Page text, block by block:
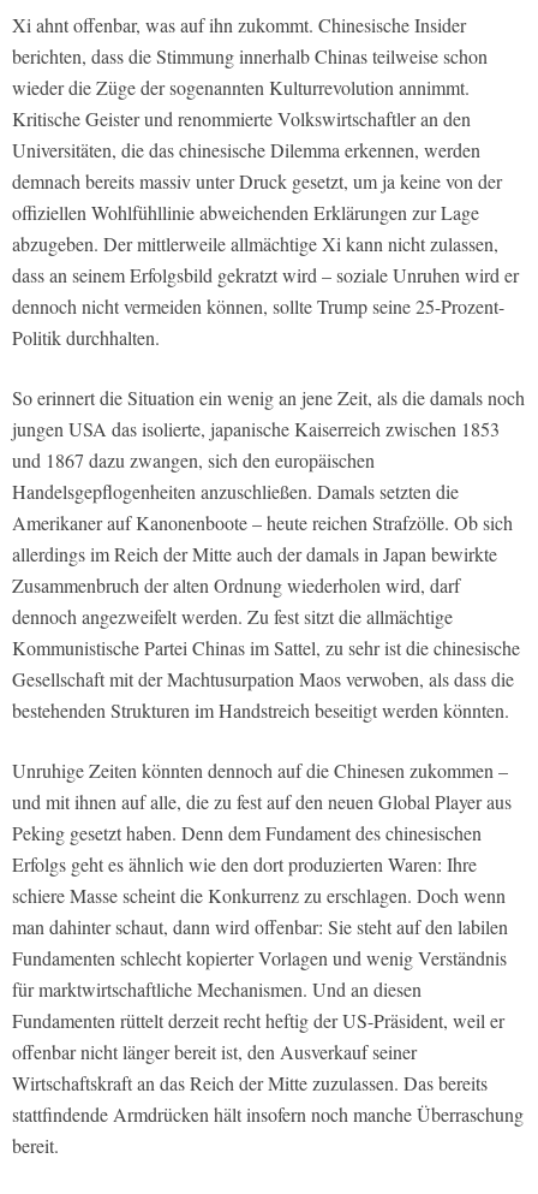
Xi ahnt offenbar, was auf ihn zukommt. Chinesische Insider
berichten, dass die Stimmung innerhalb Chinas teilweise schon
wieder die Züge der sogenannten Kulturrevolution annimmt.
Kritische Geister und renommierte Volkswirtschaftler an den
Universitäten, die das chinesische Dilemma erkennen, werden
demnach bereits massiv unter Druck gesetzt, um ja keine von der
offiziellen Wohlfühllinie abweichenden Erklärungen zur Lage
abzugeben. Der mittlerweile allmächtige Xi kann nicht zulassen,
dass an seinem Erfolgsbild gekratzt wird – soziale Unruhen wird er
dennoch nicht vermeiden können, sollte Trump seine 25-Prozent-
Politik durchhalten.
So erinnert die Situation ein wenig an jene Zeit, als die damals noch
jungen USA das isolierte, japanische Kaiserreich zwischen 1853
und 1867 dazu zwangen, sich den europäischen
Handelsgepflogenheiten anzuschließen. Damals setzten die
Amerikaner auf Kanonenboote – heute reichen Strafzölle. Ob sich
allerdings im Reich der Mitte auch der damals in Japan bewirkte
Zusammenbruch der alten Ordnung wiederholen wird, darf
dennoch angezweifelt werden. Zu fest sitzt die allmächtige
Kommunistische Partei Chinas im Sattel, zu sehr ist die chinesische
Gesellschaft mit der Machtusurpation Maos verwoben, als dass die
bestehenden Strukturen im Handstreich beseitigt werden könnten.
Unruhige Zeiten könnten dennoch auf die Chinesen zukommen –
und mit ihnen auf alle, die zu fest auf den neuen Global Player aus
Peking gesetzt haben. Denn dem Fundament des chinesischen
Erfolgs geht es ähnlich wie den dort produzierten Waren: Ihre
schiere Masse scheint die Konkurrenz zu erschlagen. Doch wenn
man dahinter schaut, dann wird offenbar: Sie steht auf den labilen
Fundamenten schlecht kopierter Vorlagen und wenig Verständnis
für marktwirtschaftliche Mechanismen. Und an diesen
Fundamenten rüttelt derzeit recht heftig der US-Präsident, weil er
offenbar nicht länger bereit ist, den Ausverkauf seiner
Wirtschaftskraft an das Reich der Mitte zuzulassen. Das bereits
stattfindende Armdrücken hält insofern noch manche Überraschung
bereit.